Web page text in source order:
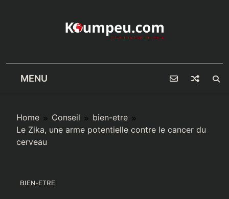
MENU
Home Conseil
bien-etre
Le Zika, une arme potentielle contre le cancer du
cerveau
BIEN-ETRE